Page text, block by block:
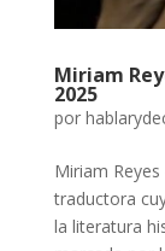
Miriam
2025
por
Miriam
traductora
la literatura